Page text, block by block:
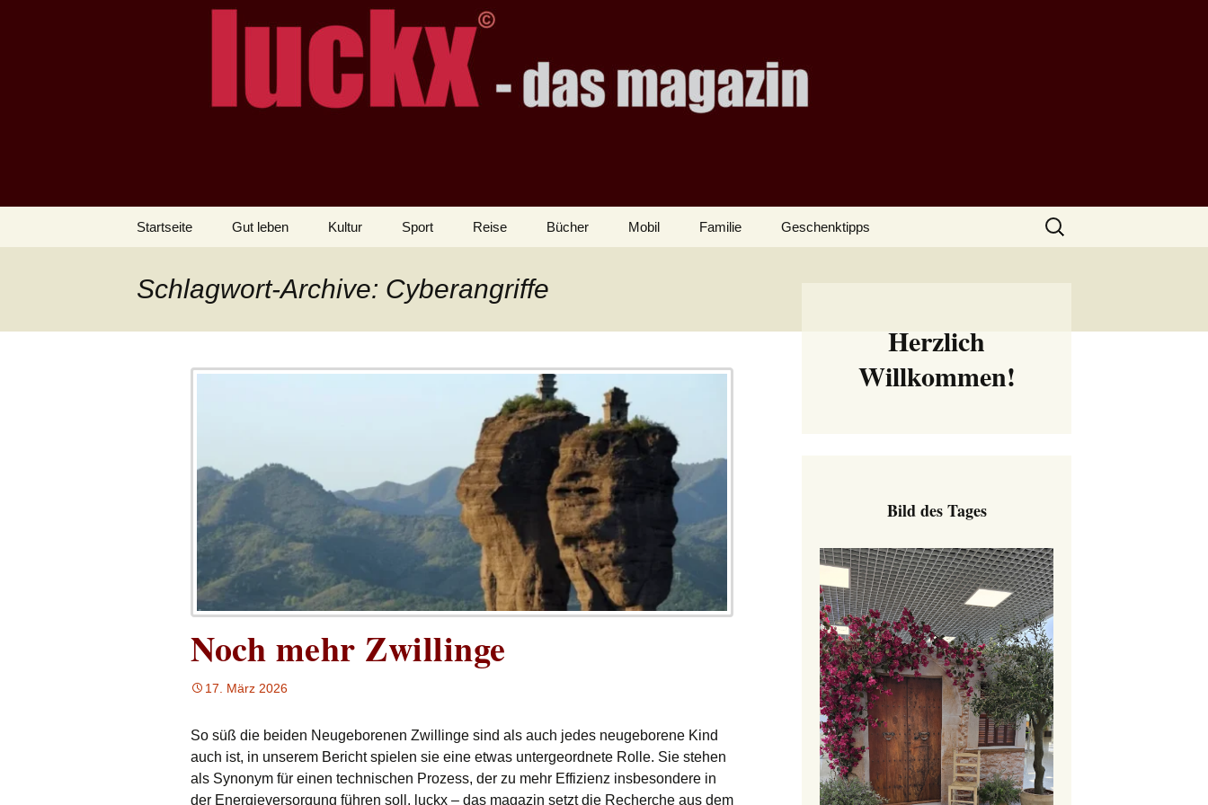
LUCKX
– das Magazin
Startseite Gut leben Kultur Sport Reise Bücher Mobil Familie Geschenktipps
Suchen
nach:
Schlagwort-Archive: Cyberangriffe
Noch mehr Zwillinge
17. März 2026
So süß die beiden Neugeborenen Zwillinge sind als auch jedes neugeborene Kind
auch ist, in unserem Bericht spielen sie eine etwas untergeordnete Rolle. Sie stehen
als Synonym für einen technischen Prozess, der zu mehr Effizienz insbesondere in
der Energieversorgung führen soll. luckx – das magazin setzt die Recherche aus dem
Herzlich
Willkommen!
Bild des Tages